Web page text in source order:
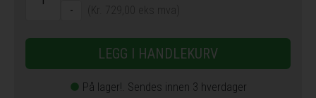
-
LEGG I HANDLEKURV
circle På lager!. Sendes innen 3 hverdager